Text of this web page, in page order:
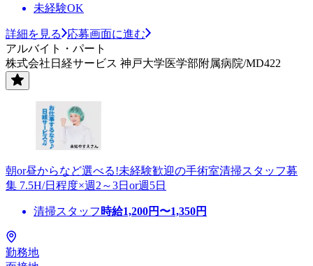
未経験OK
詳細を見る
応募画面に進む
アルバイト・パート
株式会社日経サービス 神戸大学医学部附属病院/MD422
朝or昼からなど選べる!未経験歓迎の手術室清掃スタッフ募
集 7.5H/日程度×週2～3日or週5日
清掃スタッフ 時給1,200円〜1,350円
勤務地